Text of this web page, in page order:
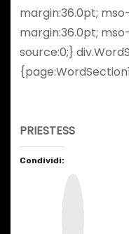
margin:36.0pt;
margin:36.0pt;
source:0;}
PRIESTESS
Condividi: